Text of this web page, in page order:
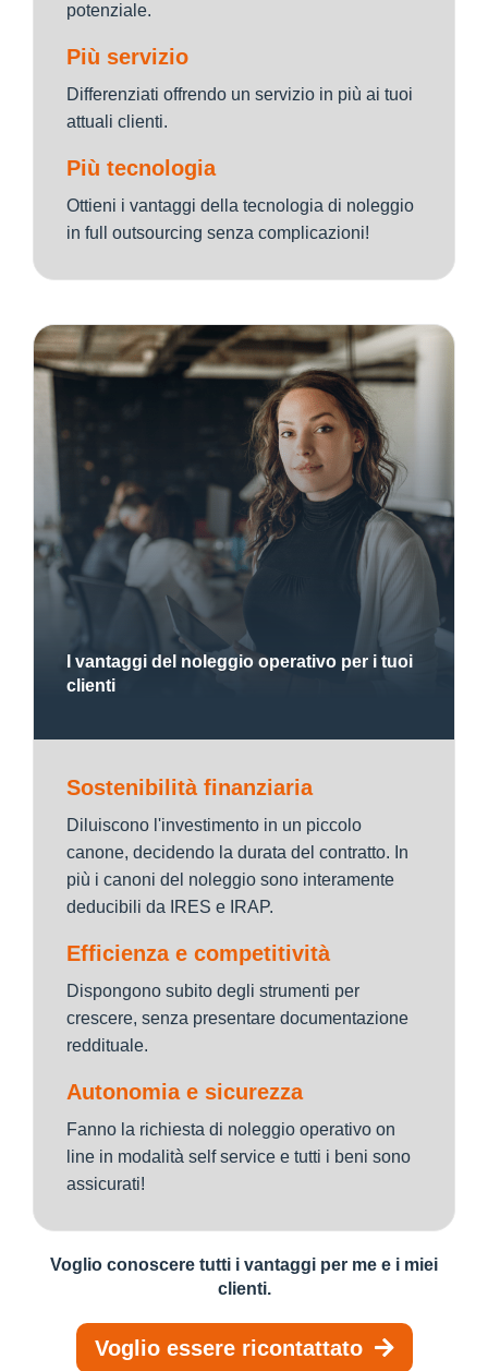
potenziale.
Più servizio
Differenziati offrendo un servizio in più ai tuoi
attuali clienti.
Più tecnologia
Ottieni i vantaggi della tecnologia di noleggio
in full outsourcing senza complicazioni!
I vantaggi del noleggio operativo per i tuoi
clienti
Sostenibilità finanziaria
Diluiscono l'investimento in un piccolo
canone, decidendo la durata del contratto. In
più i canoni del noleggio sono interamente
deducibili da IRES e IRAP.
Efficienza e competitività
Dispongono subito degli strumenti per
crescere, senza presentare documentazione
reddituale.
Autonomia e sicurezza
Fanno la richiesta di noleggio operativo on
line in modalità self service e tutti i beni sono
assicurati!
Voglio conoscere tutti i vantaggi per me e i miei
clienti.
Voglio essere ricontattato